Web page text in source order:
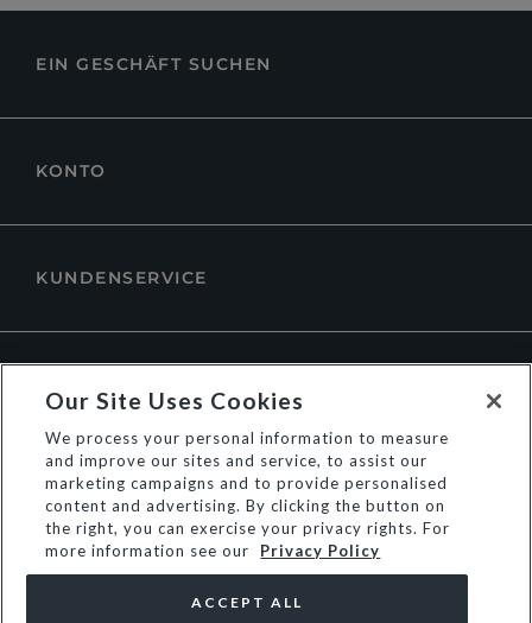
EIN GESCHÄFT SUCHEN
KONTO
KUNDENSERVICE
Our Site Uses Cookies
We process your personal information to measure
and improve our sites and service, to assist our
marketing campaigns and to provide personalised
content and advertising. By clicking the button on
the right, you can exercise your privacy rights. For
more information see our
Privacy Policy
ACCEPT ALL